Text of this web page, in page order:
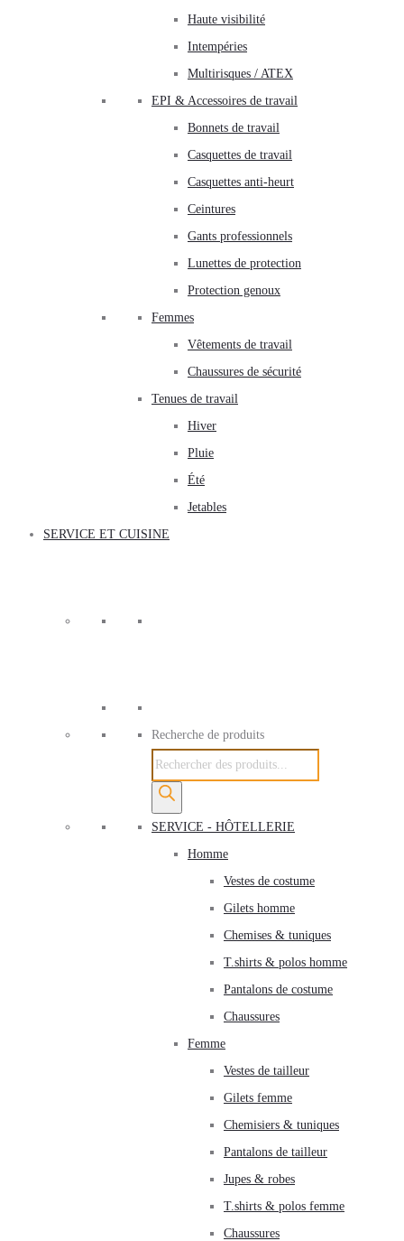
Haute visibilité
Intempéries
Multirisques / ATEX
EPI & Accessoires de travail
Bonnets de travail
Casquettes de travail
Casquettes anti-heurt
Ceintures
Gants professionnels
Lunettes de protection
Protection genoux
Femmes
Vêtements de travail
Chaussures de sécurité
Tenues de travail
Hiver
Pluie
Été
Jetables
SERVICE ET CUISINE
Recherche de produits
SERVICE - HÔTELLERIE
Homme
Vestes de costume
Gilets homme
Chemises & tuniques
T.shirts & polos homme
Pantalons de costume
Chaussures
Femme
Vestes de tailleur
Gilets femme
Chemisiers & tuniques
Pantalons de tailleur
Jupes & robes
T.shirts & polos femme
Chaussures